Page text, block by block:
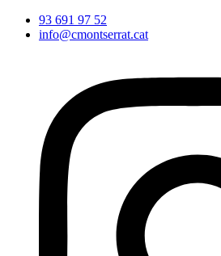
93 691 97 52
info@cmontserrat.cat